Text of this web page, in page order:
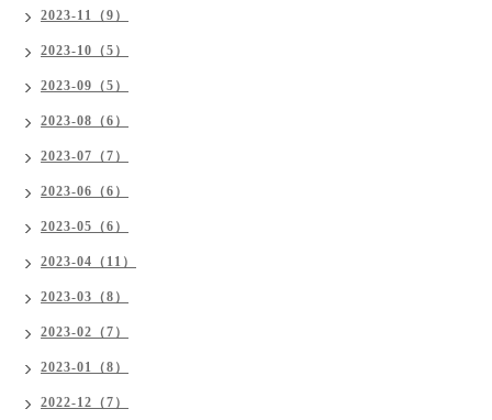
2023-11（9）
2023-10（5）
2023-09（5）
2023-08（6）
2023-07（7）
2023-06（6）
2023-05（6）
2023-04（11）
2023-03（8）
2023-02（7）
2023-01（8）
2022-12（7）